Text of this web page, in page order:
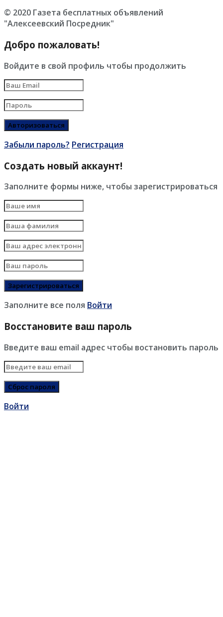
© 2020 Газета бесплатных объявлений
"Алексеевский Посредник"
Добро пожаловать!
Войдите в свой профиль чтобы продолжить
Забыли пароль? Регистрация
Создать новый аккаунт!
Заполните формы ниже, чтобы зарегистрироваться
Заполните все поля Войти
Восстановите ваш пароль
Введите ваш email адрес чтобы востановить пароль
Войти